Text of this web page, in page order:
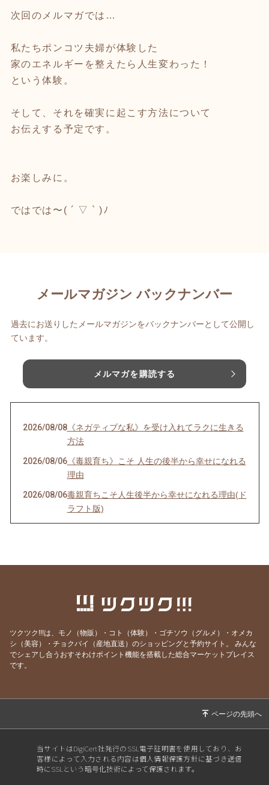
次回のメルマガでは…
私たちポンコツ夫婦が体験した
家のエネルギーを整えたら人生変わった！
という体験。
そして、それを確実に起こす方法について
お伝えする予定です。
お楽しみに。
ではでは〜( ´ ▽ ` )ﾉ
メールマガジン バックナンバー
過去にお送りしたメールマガジンをバックナンバーとして公開し
ています。
メルマガを購読する
2026/08/08《ネガティブな私》を受け入れてラクに生きる
方法
2026/08/06《毒親育ち》こそ 人生の後半から幸せになれる
理由
2026/08/06毒親育ちこそ人生後半から幸せになれる理由(ド
ラフト版)
2026/07/29最も楽に、しかも確実に人生を好転させる方法
とは？
ました💦
2026/07/19本当に全ては自分だった…！これが分かれば何
あの人を「酷い人」にしていたのは、私だった
2026/07/05とことん自分と向き合うと人生はここまで変わ
2026/06/30 自分のことが一番わからない
ツクツク!!!は、モノ（物販）・コト（体験）・ゴチソウ（グルメ）・オメカ
シ（美容）・チョクバイ（産地直送）のショッピングと予約サイト。
みんな
でシェアし合うおすそわけポイント機能を搭載した総合マーケットプレイス
です。
当サイトはDigiCert社発行のSSL電子証明書を使用しており、お
客様によって入力される内容は個人情報保護方針に基づき送信
時にSSLという暗号化技術によって保護されます。